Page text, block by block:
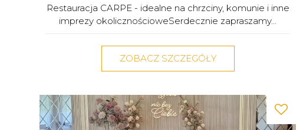
Restauracja CARPE - idealne na chrzciny, komunie i inne
imprezy okolicznościoweSerdecznie zapraszamy...
ZOBACZ SZCZEGÓŁY